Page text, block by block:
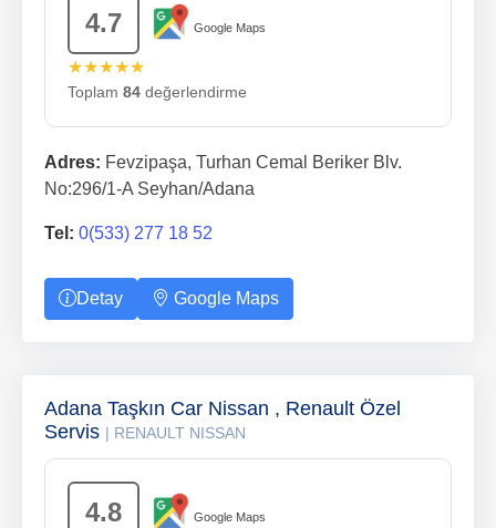
4.7 Google Maps
★★★★★
Toplam 84 değerlendirme
Adres: Fevzipaşa, Turhan Cemal Beriker Blv.
No:296/1-A Seyhan/Adana
Tel: 0(533) 277 18 52
Detay Google Maps
Adana Taşkın Car Nissan , Renault Özel
Servis | RENAULT NISSAN
4.8 Google Maps